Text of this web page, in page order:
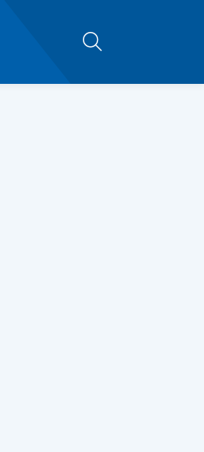
Zoeken
in nieuw tabblad
in nieuw tabblad